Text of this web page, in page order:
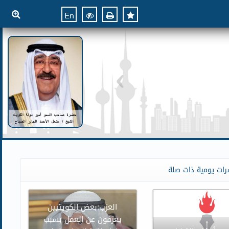
En
يومية ذات صلة
العزب:بعض الكويتيين
يعزفون عن العمل بسبب